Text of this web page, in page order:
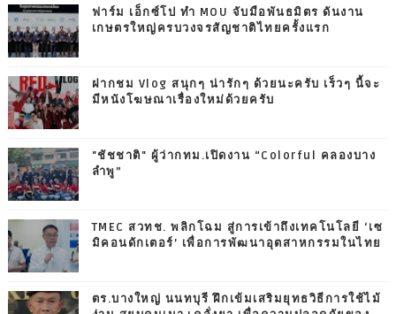
ฟาร์ม เอ็กซ์โป ทำ MOU จับมือพันธมิตร ดันงาน
เกษตรใหญ่ครบวงจรสัญชาติไทยครั้งแรก
ฝากชม Vlog สนุกๆ น่ารักๆ ด้วยนะครับ เร็วๆ นี้จะ
มีหนังโฆษณาเรื่องใหม่ด้วยครับ
"ชัชชาติ" ผู้ว่ากทม.เปิดงาน “Colorful คลองบาง
ลำพู”
TMEC สวทช. พลิกโฉม สู่การเข้าถึงเทคโนโลยี ‘เซ
มิคอนดักเตอร์’ เพื่อการพัฒนาอุตสาหกรรมในไทย
ตร.บางใหญ่ นนทบุรี ฝึกเข้มเสริมยุทธวิธีการใช้ไม้